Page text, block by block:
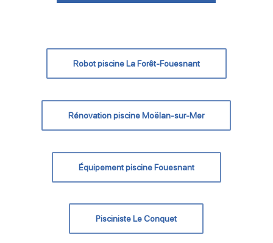
Robot piscine La Forêt-Fouesnant
Rénovation piscine Moëlan-sur-Mer
Équipement piscine Fouesnant
Pisciniste Le Conquet